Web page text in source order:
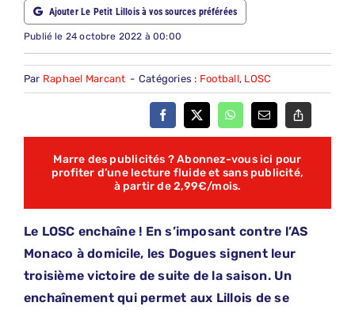
Ajouter Le Petit Lillois à vos sources préférées
Publié le 24 octobre 2022 à 00:00
Par Raphael Marcant - Catégories : Football, LOSC
Marre des publicités ? Abonnez-vous ici pour
profiter d’une lecture fluide et sans publicité,
à partir de 2,99€/mois.
Le LOSC enchaîne ! En s’imposant contre l’AS
Monaco à domicile, les Dogues signent leur
troisième victoire de suite de la saison. Un
enchaînement qui permet aux Lillois de se